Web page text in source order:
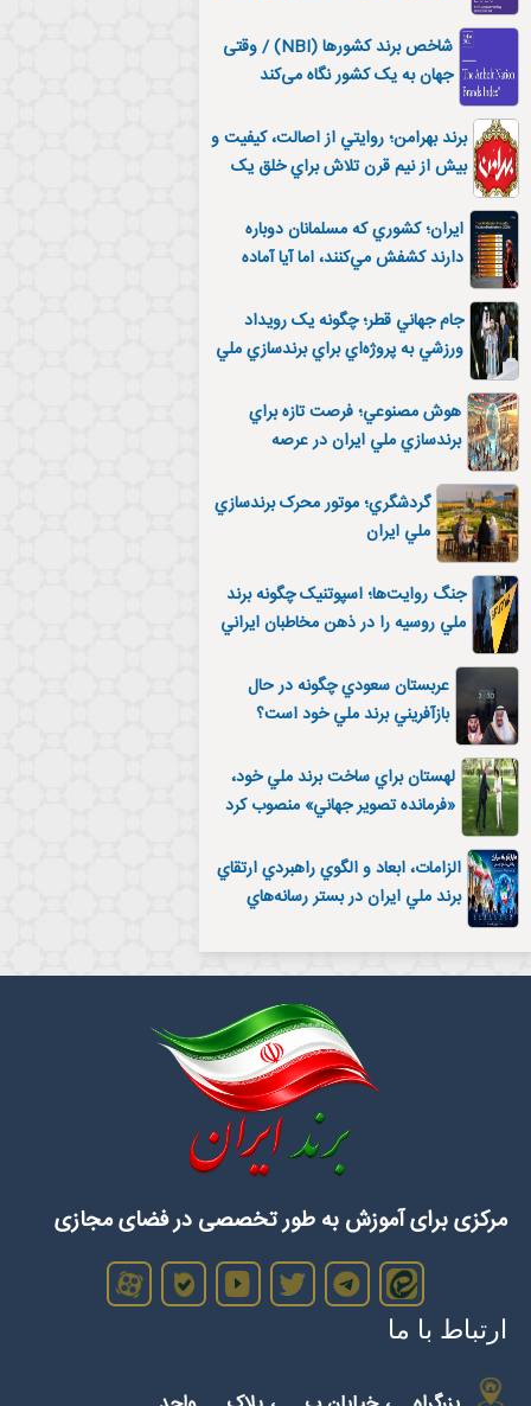
شاخص برند کشورها (NBI) / وقتی
جهان به یک کشور نگاه می‌کند
برند بهرامن؛ روايتي از اصالت، کيفيت و
بيش از نيم قرن تلاش براي خلق يک
ايران؛ کشوري که مسلمانان دوباره
دارند کشفش مي‌کنند، اما آيا آماده
جام جهاني قطر؛ چگونه يک رويداد
ورزشي به پروژه‌اي براي برندسازي ملي
هوش مصنوعي؛ فرصت تازه براي
برندسازي ملي ايران در عرصه
گردشگري؛ موتور محرک برندسازي
ملي ايران
جنگ روايت‌ها؛ اسپوتنيک چگونه برند
ملي روسيه را در ذهن مخاطبان ايراني
عربستان سعودي چگونه در حال
بازآفريني برند ملي خود است؟
لهستان براي ساخت برند ملي خود،
«فرمانده تصوير جهاني» منصوب کرد
الزامات، ابعاد و الگوي راهبردي ارتقاي
برند ملي ایران در بستر رسانه‌هاي
مرکزی برای آموزش‌ به طور تخصصی در فضای مجازی
ارتباط با ما